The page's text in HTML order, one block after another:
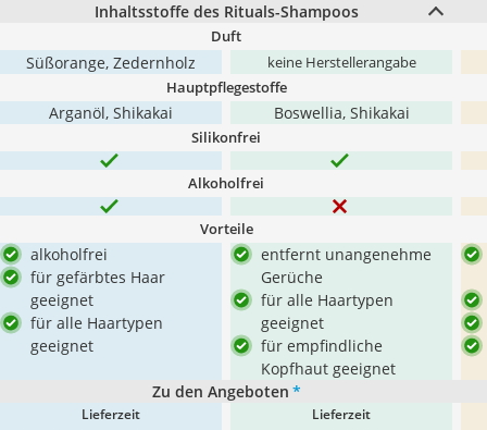
Inhaltsstoffe des Rituals-Shampoos
Duft
Süßorange, Zedernholz keine Herstellerangabe
Hauptpflegestoffe
Arganöl, Shikakai Boswellia, Shikakai
Silikonfrei
Alkoholfrei
Vorteile
alkoholfrei
für gefärbtes Haar
geeignet
für alle Haartypen
geeignet
entfernt unangenehme
Gerüche
für alle Haartypen
geeignet
für empfindliche
Kopfhaut geeignet
Zu den Angeboten *
Lieferzeit Lieferzeit